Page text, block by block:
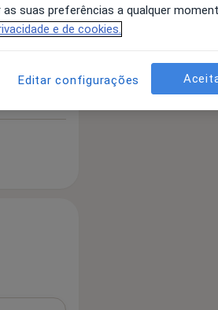
suas preferências a qualquer
e de cookies.
Editar configurações